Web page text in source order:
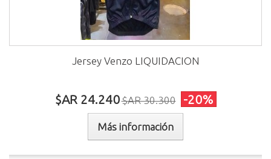
Jersey Venzo LIQUIDACION
$AR 24.240$AR 30.300 -20%
Más información